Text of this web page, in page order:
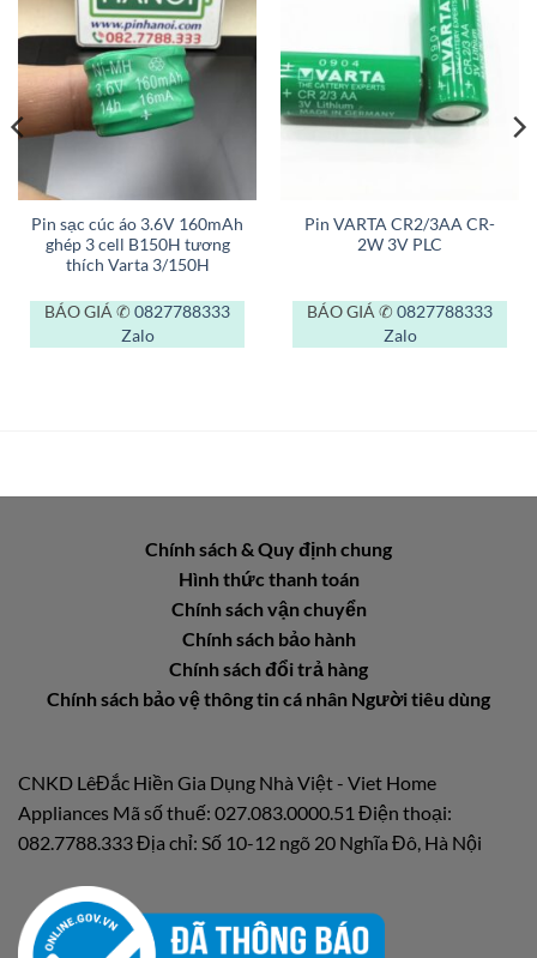
Pin sạc cúc áo 3.6V 160mAh
ghép 3 cell B150H tương
thích Varta 3/150H
BÁO GIÁ ✆ 0827788333
Zalo
Pin VARTA CR2/3AA CR-
2W 3V PLC
BÁO GIÁ ✆ 0827788333
Zalo
Chính sách & Quy định chung
Hình thức thanh toán
Chính sách vận chuyển
Chính sách bảo hành
Chính sách đổi trả hàng
Chính sách bảo vệ thông tin cá nhân Người tiêu dùng
CNKD LêĐắc Hiền Gia Dụng Nhà Việt - Viet Home
Appliances Mã số thuế: 027.083.0000.51 Điện thoại:
082.7788.333 Địa chỉ: Số 10-12 ngõ 20 Nghĩa Đô, Hà Nội